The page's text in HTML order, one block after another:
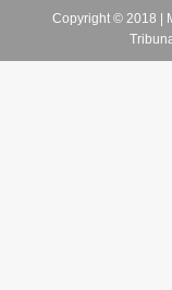
Copyright © 2018 |